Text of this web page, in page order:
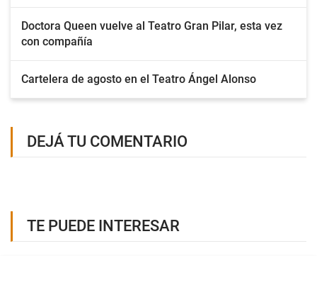
Doctora Queen vuelve al Teatro Gran Pilar, esta vez
con compañía
Cartelera de agosto en el Teatro Ángel Alonso
DEJÁ TU COMENTARIO
TE PUEDE INTERESAR